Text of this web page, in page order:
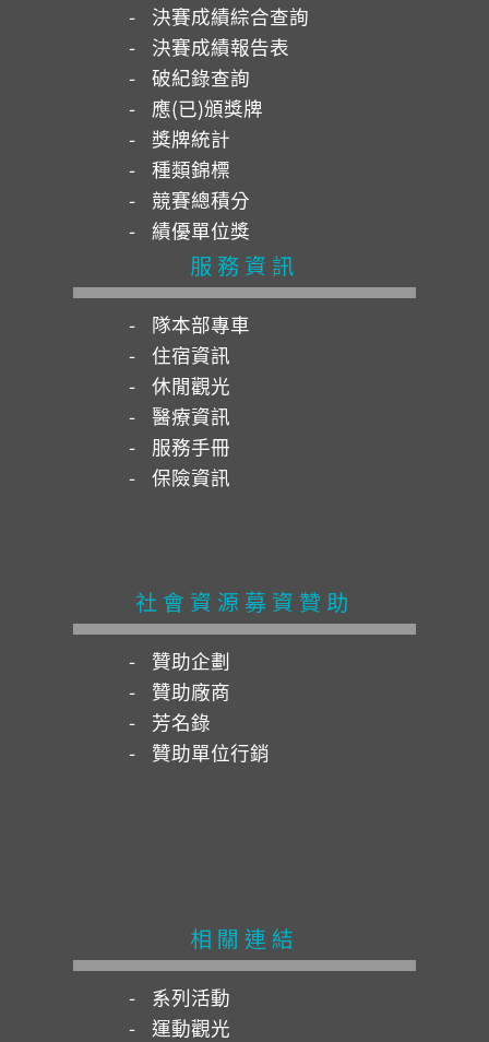
決賽成績綜合查詢
決賽成績報告表
破紀錄查詢
應(已)頒獎牌
獎牌統計
種類錦標
競賽總積分
績優單位獎
服務資訊
隊本部專車
住宿資訊
休閒觀光
醫療資訊
服務手冊
保險資訊
社會資源募資贊助
贊助企劃
贊助廠商
芳名錄
贊助單位行銷
相關連結
系列活動
運動觀光